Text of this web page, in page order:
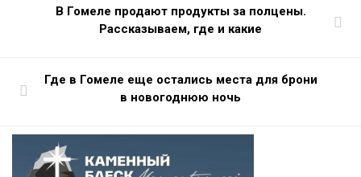
В Гомеле продают продукты за полцены.
Рассказываем, где и какие
Где в Гомеле еще остались места для брони
в новогоднюю ночь